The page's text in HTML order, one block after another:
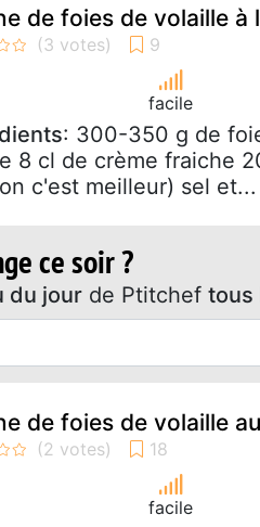
de foies de volaille à
facile
: 300-350 g de
8 cl de crème fraiche
c'est meilleur) sel et...
ce soir ?
du jour de Ptitchef tous
de foies de volaille
facile